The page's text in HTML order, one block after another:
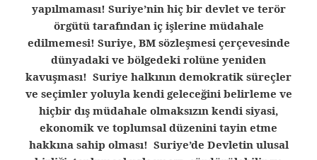
yapılmaması! Suriye’nin hiç bir devlet ve terör
örgütü tarafından iç işlerine müdahale
edilmemesi! Suriye, BM sözleşmesi çerçevesinde
dünyadaki ve bölgedeki rolüne yeniden
kavuşması! Suriye halkının demokratik süreçler
ve seçimler yoluyla kendi geleceğini belirleme ve
hiçbir dış müdahale olmaksızın kendi siyasi,
ekonomik ve toplumsal düzenini tayin etme
hakkına sahip olması! Suriye’de Devletin ulusal